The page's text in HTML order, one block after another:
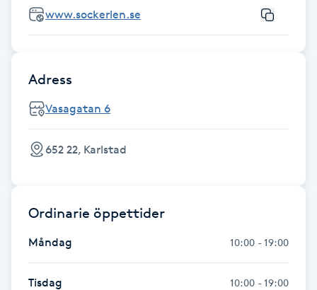
Friskvård
Friskvårdsmassage
Frisör
Funktionsanalys
Föning
Gel naglar
www.sockerlen.se
Adress
Vasagatan 6
652 22, Karlstad
Ordinarie öppettider
Måndag 10:00 - 19:00
Tisdag 10:00 - 19:00